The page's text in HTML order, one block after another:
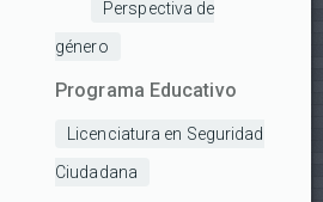
Perspectiva de
género
Programa Educativo
Licenciatura en Seguridad
Ciudadana